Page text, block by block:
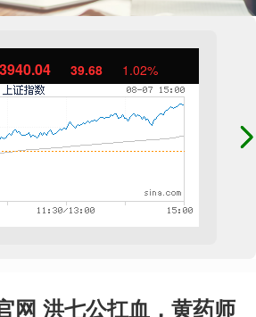
3940.04 39.68 1.02%
网 洪七公扛血，黄药师